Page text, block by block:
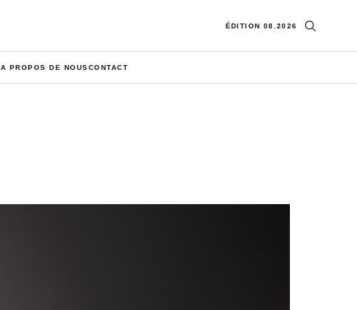
ÉDITION 08.2026 Ouvrir la
A PROPOS DE NOUSCONTACT